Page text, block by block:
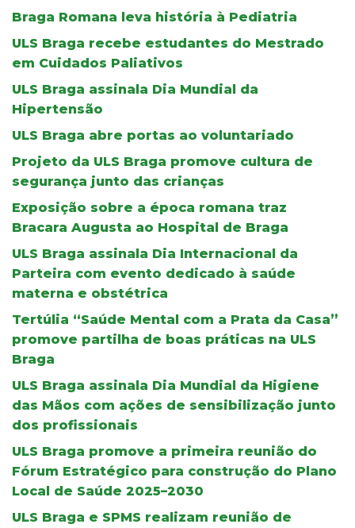
Braga Romana leva história à Pediatria
ULS Braga recebe estudantes do Mestrado
em Cuidados Paliativos
ULS Braga assinala Dia Mundial da
Hipertensão
ULS Braga abre portas ao voluntariado
Projeto da ULS Braga promove cultura de
segurança junto das crianças
Exposição sobre a época romana traz
Bracara Augusta ao Hospital de Braga
ULS Braga assinala Dia Internacional da
Parteira com evento dedicado à saúde
materna e obstétrica
Tertúlia “Saúde Mental com a Prata da Casa”
promove partilha de boas práticas na ULS
Braga
ULS Braga assinala Dia Mundial da Higiene
das Mãos com ações de sensibilização junto
dos profissionais
ULS Braga promove a primeira reunião do
Fórum Estratégico para construção do Plano
Local de Saúde 2025–2030
ULS Braga e SPMS realizam reunião de